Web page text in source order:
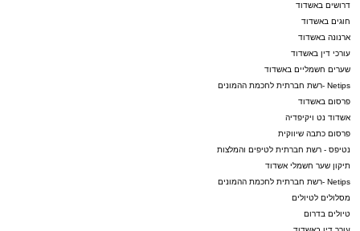
דרושים באשדוד
חוגים באשדוד
ארנונה באשדוד
עורכי דין באשדוד
שערים חשמליים באשדוד
Netips -רשת חברתית לחכמת ההמונים
פרסום באשדוד
אשדוד נט ויקיפדיה
פרסום כתבה שיווקית
נטיפס - רשת חברתית לטיפים והמלצות
תיקון שער חשמלי אשדוד
Netips -רשת חברתית לחכמת ההמונים
מסלולים לטיולים
טיולים בדרום